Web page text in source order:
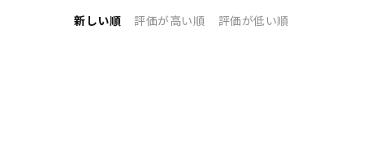
新しい順 評価が高い順 評価が低い順